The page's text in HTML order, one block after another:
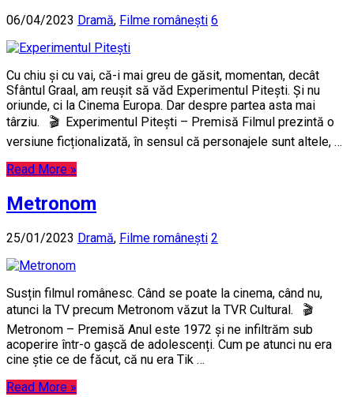
06/04/2023 Dramă, Filme românești 6
Cu chiu și cu vai, că-i mai greu de găsit, momentan, decât
Sfântul Graal, am reușit să văd Experimentul Pitești. Și nu
oriunde, ci la Cinema Europa. Dar despre partea asta mai
târziu. 🎬 Experimentul Pitești – Premisă Filmul prezintă o
versiune ficționalizată, în sensul că personajele sunt altele, …
Read More »
Metronom
25/01/2023 Dramă, Filme românești 2
Susțin filmul românesc. Când se poate la cinema, când nu,
atunci la TV precum Metronom văzut la TVR Cultural. 🎬
Metronom – Premisă Anul este 1972 și ne infiltrăm sub
acoperire într-o gașcă de adolescenți. Cum pe atunci nu era
cine știe ce de făcut, că nu era Tik …
Read More »